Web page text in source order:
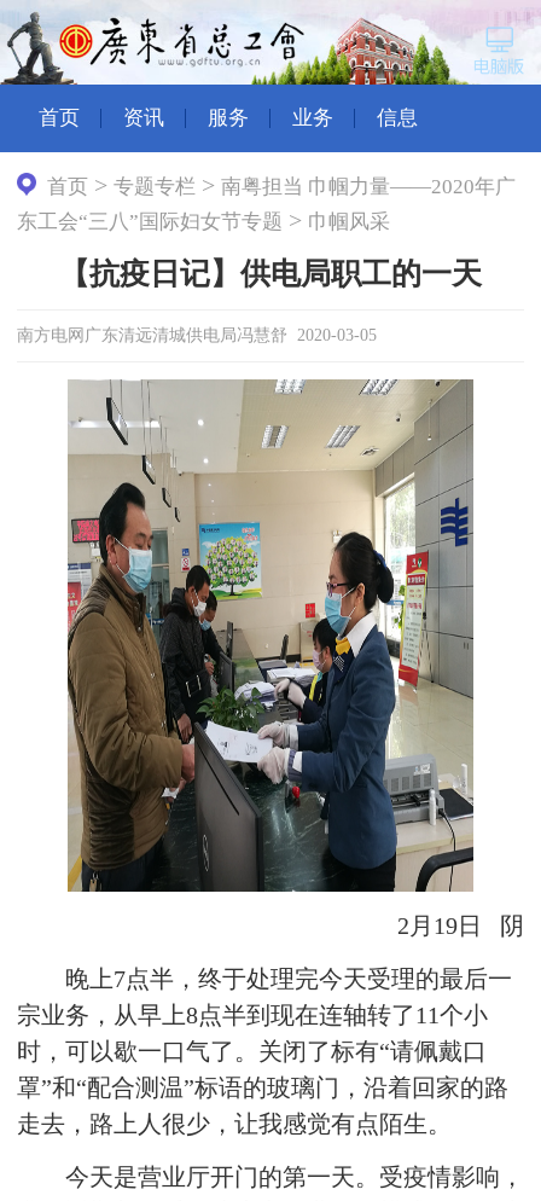
首页 资讯 服务 业务 信息
首页 >专题专栏 >南粤担当 巾帼力量——2020年广
东工会“三八”国际妇女节专题 > 巾帼风采
【抗疫日记】供电局职工的一天
南方电网广东清远清城供电局冯慧舒 2020-03-05
2月19日 阴
晚上7点半，终于处理完今天受理的最后一
宗业务，从早上8点半到现在连轴转了11个小
时，可以歇一口气了。关闭了标有“请佩戴口
罩”和“配合测温”标语的玻璃门，沿着回家的路
走去，路上人很少，让我感觉有点陌生。
今天是营业厅开门的第一天。受疫情影响，